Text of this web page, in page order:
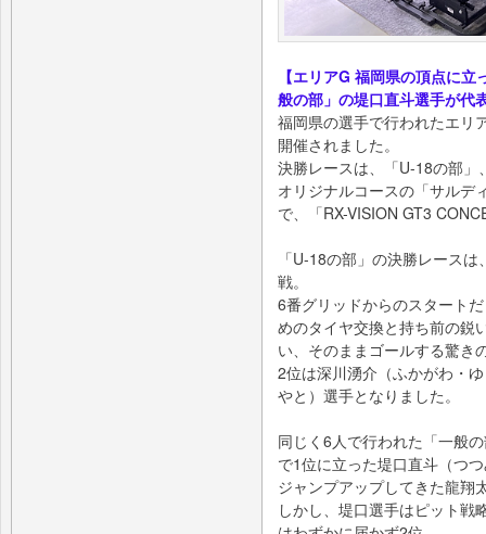
【エリアG 福岡県の頂点に
般の部」の堤口直斗選手が代
福岡県の選手で行われたエリ
開催されました。
決勝レースは、「U-18の部
オリジナルコースの「サルデ
で、「RX-VISION GT3
「U-18の部」の決勝レース
戦。
6番グリッドからのスタート
めのタイヤ交換と持ち前の鋭
い、そのままゴールする驚き
2位は深川湧介（ふかがわ・
やと）選手となりました。
同じく6人で行われた「一般
で1位に立った堤口直斗（つ
ジャンプアップしてきた龍翔
しかし、堤口選手はピット戦